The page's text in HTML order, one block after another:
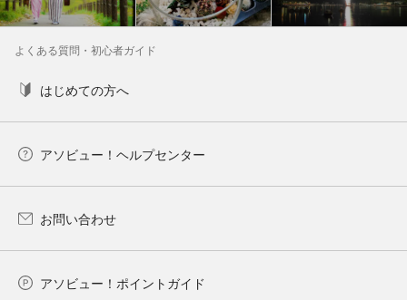
よくある質問・初心者ガイド
はじめての方へ
アソビュー！ヘルプセンター
お問い合わせ
アソビュー！ポイントガイド